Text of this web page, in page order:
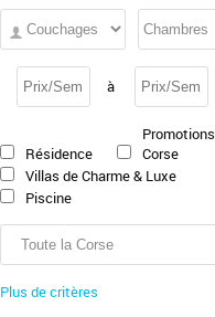
à
Résidence
Promotions
Corse
Villas de Charme & Luxe
Piscine
Plus de critères